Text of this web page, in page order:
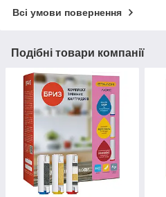
Всі умови повернення
Подібні товари компанії